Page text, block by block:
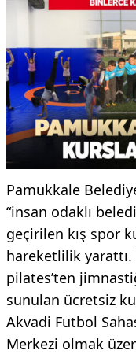
Pamukkale
“insan odaklı
geçirilen kış spor
hareketlilik
pilates’ten
sunulan ücretsiz
Akvadi Futbol
Merkezi olmak